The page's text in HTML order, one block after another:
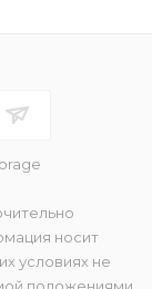
носит
условиях не